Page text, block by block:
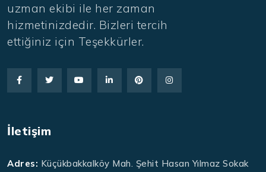
uzman ekibi ile her zaman
hizmetinizdedir. Bizleri tercih
ettiğiniz için Teşekkürler.
İletişim
Adres: Küçükbakkalköy Mah. Şehit Hasan Yılmaz Sokak